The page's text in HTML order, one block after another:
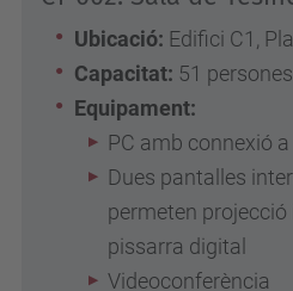
Ubicació: Edifici C1,
Capacitat: 51 persones
Equipament:
PC amb connexió
Dues pantalles
permeten
pissarra digital
Videoconferència